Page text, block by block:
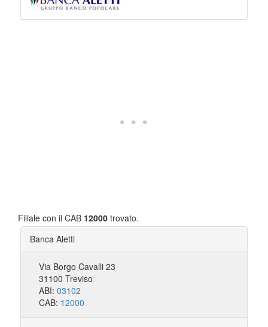
Filiale con il CAB 12000 trovato.
Banca Aletti
Via Borgo Cavalli 23
31100 Treviso
ABI: 03102
CAB: 12000